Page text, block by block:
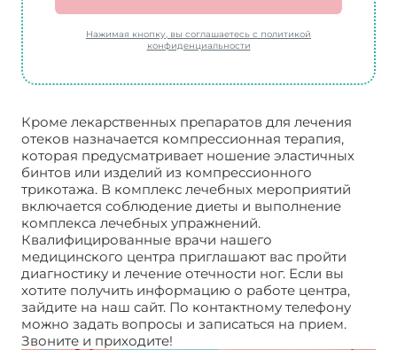
Нажимая кнопку, вы соглашаетесь с политикой
конфиденциальности
Кроме лекарственных препаратов для лечения
отеков назначается компрессионная терапия,
которая предусматривает ношение эластичных
бинтов или изделий из компрессионного
трикотажа. В комплекс лечебных мероприятий
включается соблюдение диеты и выполнение
комплекса лечебных упражнений.
Квалифицированные врачи нашего
медицинского центра приглашают вас пройти
диагностику и лечение отечности ног. Если вы
хотите получить информацию о работе центра,
зайдите на наш сайт. По контактному телефону
можно задать вопросы и записаться на прием.
Звоните и приходите!